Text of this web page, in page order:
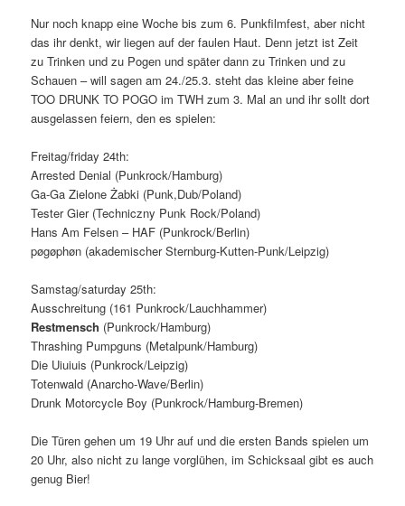
Nur noch knapp eine Woche bis zum 6. Punkfilmfest, aber nicht
das ihr denkt, wir liegen auf der faulen Haut. Denn jetzt ist Zeit
zu Trinken und zu Pogen und später dann zu Trinken und zu
Schauen – will sagen am 24./25.3. steht das kleine aber feine
TOO DRUNK TO POGO im TWH zum 3. Mal an und ihr sollt dort
ausgelassen feiern, den es spielen:
Freitag/friday 24th:
Arrested Denial (Punkrock/Hamburg)
Ga-Ga Zielone Żabki (Punk,Dub/Poland)
Tester Gier (Techniczny Punk Rock/Poland)
Hans Am Felsen – HAF (Punkrock/Berlin)
pøgøphøn (akademischer Sternburg-Kutten-Punk/Leipzig)
Samstag/saturday 25th:
Ausschreitung (161 Punkrock/Lauchhammer)
Restmensch (Punkrock/Hamburg)
Thrashing Pumpguns (Metalpunk/Hamburg)
Die Uiuiuis (Punkrock/Leipzig)
Totenwald (Anarcho-Wave/Berlin)
Drunk Motorcycle Boy (Punkrock/Hamburg-Bremen)
Die Türen gehen um 19 Uhr auf und die ersten Bands spielen um
20 Uhr, also nicht zu lange vorglühen, im Schicksaal gibt es auch
genug Bier!